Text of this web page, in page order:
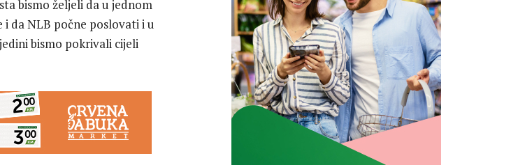
bismo željeli da u jednom
da NLB počne poslovati i u
bismo pokrivali cijeli